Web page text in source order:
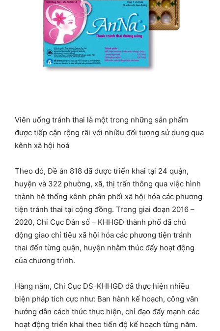
Viên uống tránh thai là một trong những sản phẩm
được tiếp cận rộng rãi với nhiều đối tượng sử dụng qua
kênh xã hội hoá
Theo đó, Đề án 818 đã được triển khai tại 24 quận,
huyện và 322 phường, xã, thị trấn thông qua việc hình
thành hệ thống kênh phân phối xã hội hóa các phương
tiện tránh thai tại cộng đồng. Trong giai đoạn 2016 –
2020, Chi Cục Dân số – KHHGĐ thành phố đã chủ
động giao chỉ tiêu xã hội hóa các phương tiện tránh
thai đến từng quận, huyện nhằm thúc đẩy hoạt động
của chương trình.
Hàng năm, Chi Cục DS-KHHGĐ đã thực hiện nhiều
biện pháp tích cực như: Ban hành kế hoạch, công văn
hướng dẫn cách thức thực hiện, chỉ đạo đẩy mạnh các
hoạt động triển khai theo tiến độ kế hoạch từng năm.